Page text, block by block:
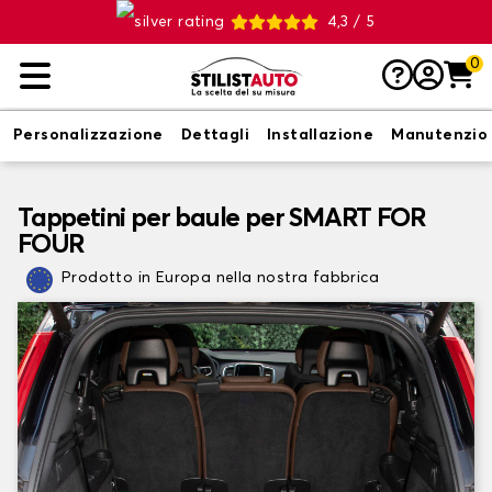
4,3 / 5
0
Personalizzazione Dettagli Installazione
Tappetini per baule per SMART FOR
FOUR
Prodotto in Europa nella nostra fabbrica